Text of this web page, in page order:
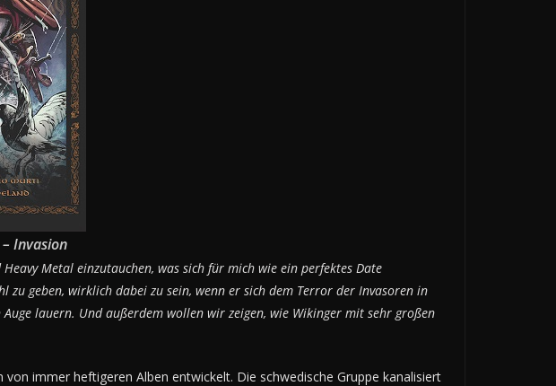
Invasion
Metal einzutauchen, was sich für mich wie ein perfektes Date
zu geben, wirklich dabei zu sein, wenn er sich dem Terror der Invasoren in
lauern. Und außerdem wollen wir zeigen, wie Wikinger mit sehr großen
immer heftigeren Alben entwickelt. Die schwedische Gruppe kanalisiert